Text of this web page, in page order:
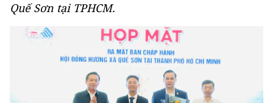
Quế Sơn tại TPHCM.